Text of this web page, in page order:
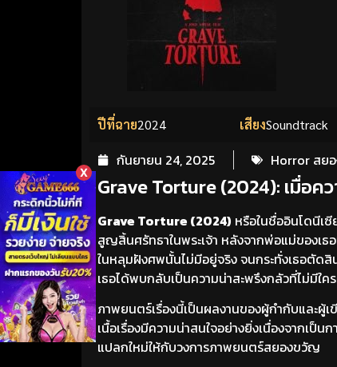
ปีที่ฉาย2024 เสียงSoundtrack
กันยายน 24, 2025 Horror สย
Grave Torture (2024): เมื่อ
Grave Torture (2024) หรือในชื่ออินโดนีเซี
สูญสิ้นศรัทธาในพระเจ้า หลังจากพ่อแม่ของเ
ในหลุมฝังศพนั้นไม่มีอยู่จริง จนกระทั่งเธอตัด
เธอได้พบกลับเป็นความน่าสะพรึงกลัวที่ไม่มีใ
ภาพยนตร์เรื่องนี้เป็นผลงานของผู้กำกับและผู้
เนื้อเรื่องมีความน่าสนใจอย่างยิ่งเนื่องจากเป็
แปลกใหม่ให้กับวงการภาพยนตร์สยองขวัญ
X